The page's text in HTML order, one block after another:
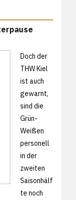
Doch der
THW Kiel
ist auch
gewarnt,
sind die
Grün-
Weißen
personell
in der
zweiten
Saisonhälf
te noch